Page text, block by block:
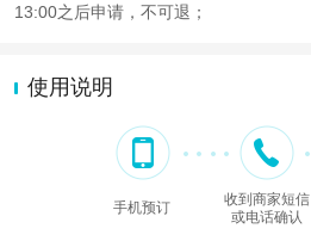
13:00之后申请，不可退；
使用说明
手机预订
收到商家短信
或电话确认